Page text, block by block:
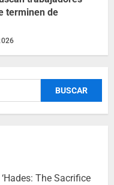
terminen de
The Sacrifice